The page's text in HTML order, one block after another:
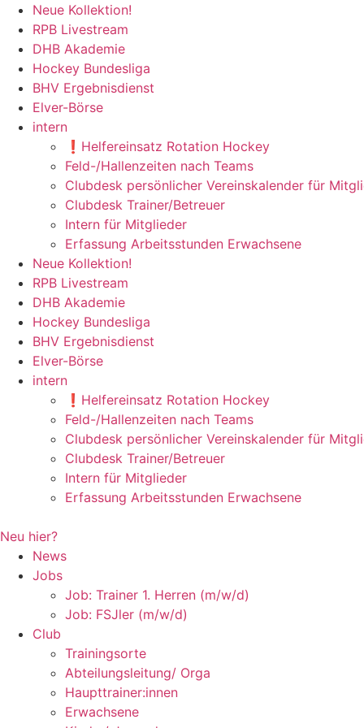
Zum
Inhalt
springen
Neue Kollektion!
RPB Livestream
DHB Akademie
Hockey Bundesliga
BHV Ergebnisdienst
Elver-Börse
intern
❗️Helfereinsatz Rotation Hockey
Feld-/Hallenzeiten nach Teams
Clubdesk persönlicher Vereinskalender für
Clubdesk Trainer/Betreuer
Intern für Mitglieder
Erfassung Arbeitsstunden Erwachsene
Neue Kollektion!
RPB Livestream
DHB Akademie
Hockey Bundesliga
BHV Ergebnisdienst
Elver-Börse
intern
❗️Helfereinsatz Rotation Hockey
Feld-/Hallenzeiten nach Teams
Clubdesk persönlicher Vereinskalender für
Clubdesk Trainer/Betreuer
Intern für Mitglieder
Erfassung Arbeitsstunden Erwachsene
Neu hier?
News
Jobs
Job: Trainer 1. Herren (m/w/d)
Job: FSJler (m/w/d)
Club
Trainingsorte
Abteilungsleitung/ Orga
Haupttrainer:innen
Erwachsene